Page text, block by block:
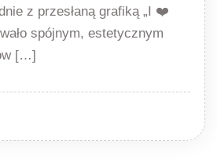
z przesłaną grafiką „I ❤️
spójnym, estetycznym
[…]